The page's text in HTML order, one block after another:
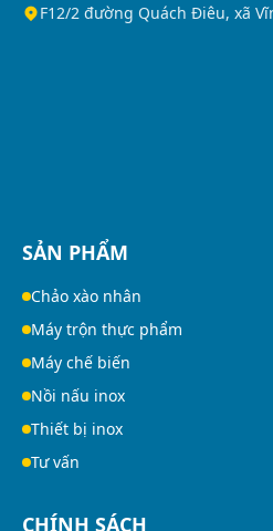
F12/2 đường Quách Điêu, xã
SẢN PHẨM
Chảo xào nhân
Máy trộn thực phẩm
Máy chế biến
Nồi nấu inox
Thiết bị inox
Tư vấn
CHÍNH SÁCH